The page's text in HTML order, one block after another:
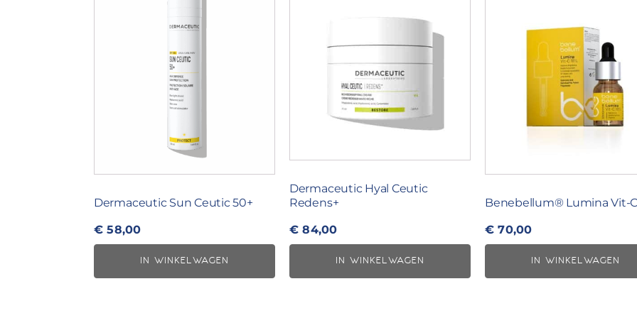
Dermaceutic Sun Ceutic 50+
€ 58,00
IN WINKELWAGEN
Dermaceutic Hyal Ceutic
Redens+
€ 84,00
IN WINKELWAGEN
Benebellum® Lumina Vit-C
€ 70,00
IN WINKELWAGEN